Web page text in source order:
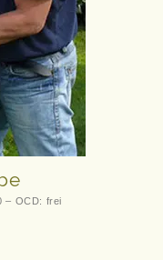
– OCD: frei